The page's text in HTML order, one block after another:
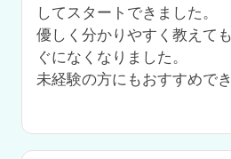
してスタートできました。
優しく分かりやすく教えて
ぐになくなりました。
未経験の方にもおすすめで